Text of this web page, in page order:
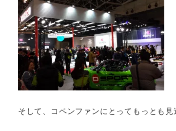
そして、コペンファンにとってもっとも見